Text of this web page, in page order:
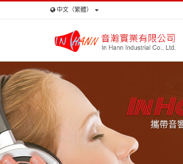
中文（繁體）
In
攜帶音